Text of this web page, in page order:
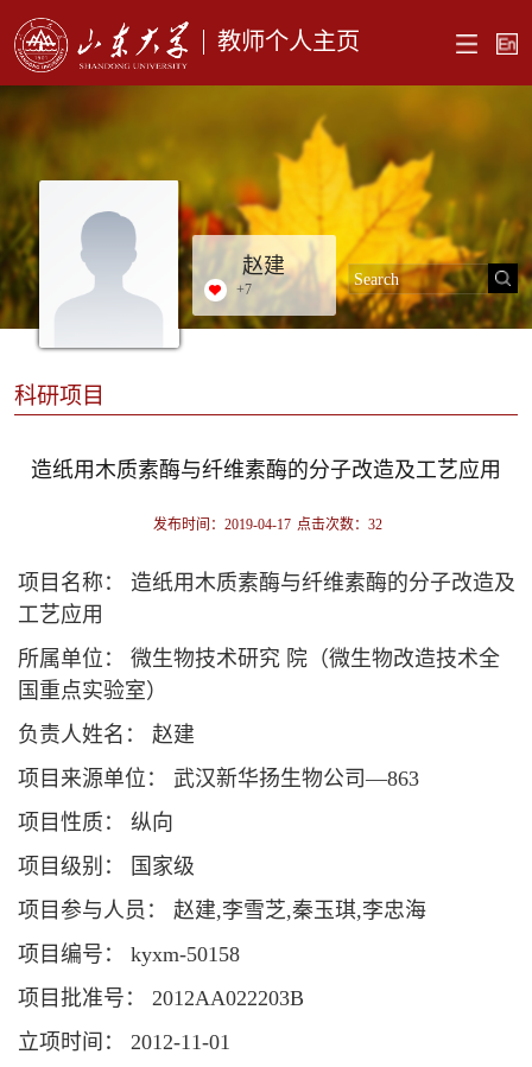
教师个人主页
赵建
+7
科研项目
造纸用木质素酶与纤维素酶的分子改造及工艺应用
发布时间：2019-04-17 点击次数： 32
项目名称： 造纸用木质素酶与纤维素酶的分子改造及
工艺应用
所属单位： 微生物技术研究 院（微生物改造技术全
国重点实验室）
负责人姓名： 赵建
项目来源单位： 武汉新华扬生物公司—863
项目性质： 纵向
项目级别： 国家级
项目参与人员： 赵建,李雪芝,秦玉琪,李忠海
项目编号： kyxm-50158
项目批准号： 2012AA022203B
立项时间： 2012-11-01